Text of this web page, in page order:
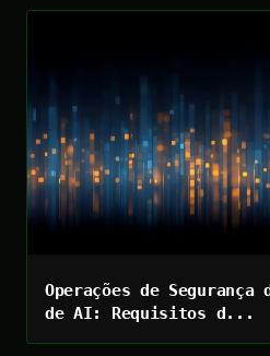
Operações de
de AI: Requisitos d...